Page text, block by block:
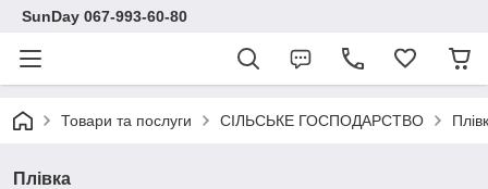
SunDay 067-993-60-80
Товари та послуги СІЛЬСЬКЕ ГОСПОДАРСТВО
Плівка